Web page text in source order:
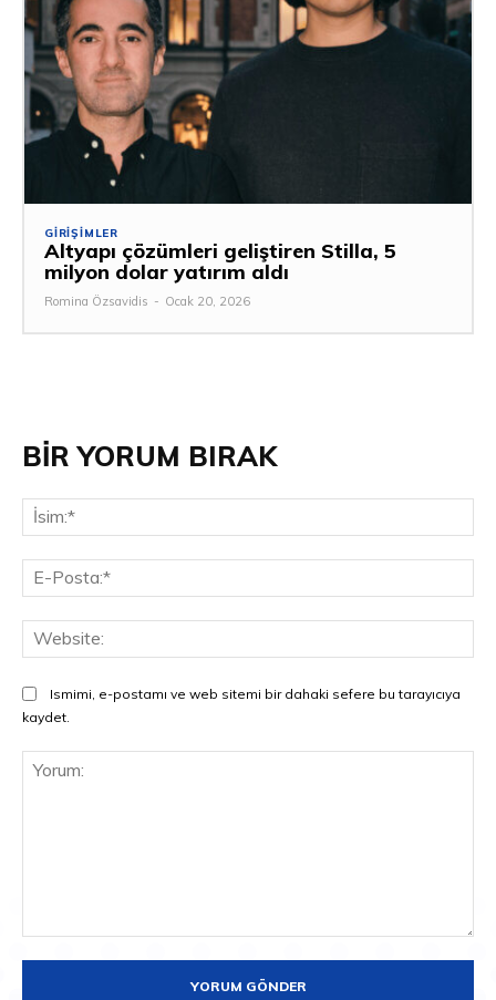
GIRIŞIMLER
Altyapı çözümleri geliştiren Stilla, 5
milyon dolar yatırım aldı
Romina Özsavidis - Ocak 20, 2026
BİR YORUM BIRAK
Ismimi, e-postamı ve web sitemi bir dahaki sefere bu tarayıcıya
kaydet.